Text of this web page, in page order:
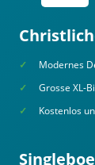
Modernes
Grosse XL-
Kostenlos